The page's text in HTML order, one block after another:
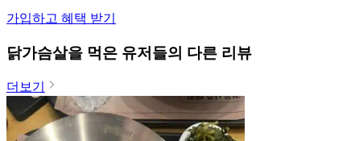
가입하고 혜택 받기
닭가슴살을 먹은 유저들의 다른 리뷰
더보기